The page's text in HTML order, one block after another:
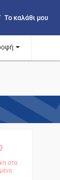
Το καλάθι μου
στα